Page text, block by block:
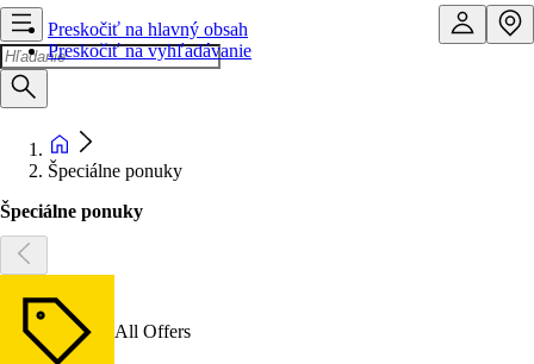
Preskočiť na hlavný obsah
Preskočiť na vyhľadávanie
Špeciálne ponuky
Špeciálne ponuky
All Offers